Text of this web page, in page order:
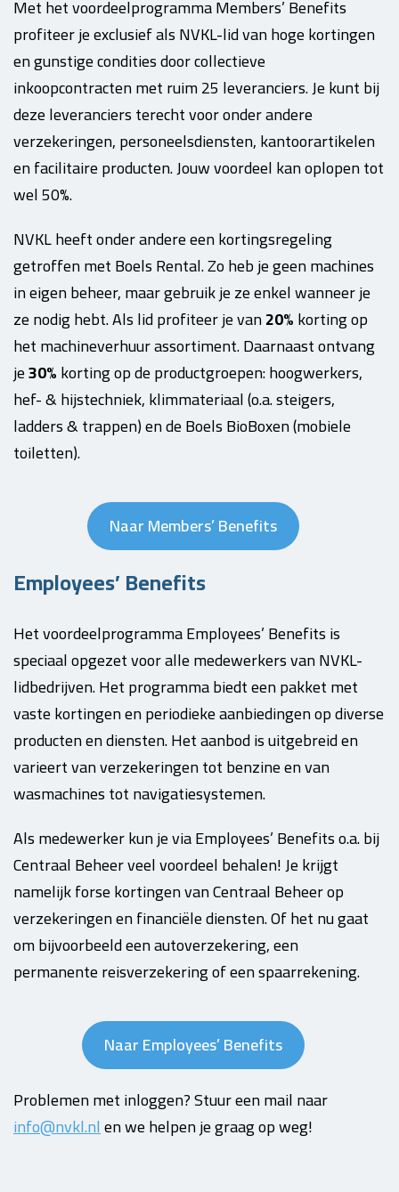
Met het voordeelprogramma Members’ Benefits
profiteer je exclusief als NVKL-lid van hoge kortingen
en gunstige condities door collectieve
inkoopcontracten met ruim 25 leveranciers. Je kunt bij
deze leveranciers terecht voor onder andere
verzekeringen, personeelsdiensten, kantoorartikelen
en facilitaire producten. Jouw voordeel kan oplopen tot
wel 50%.
NVKL heeft onder andere een kortingsregeling
getroffen met Boels Rental. Zo heb je geen machines
in eigen beheer, maar gebruik je ze enkel wanneer je
ze nodig hebt. Als lid profiteer je van20%korting op
het machineverhuur assortiment. Daarnaast ontvang
je30%korting op de productgroepen: hoogwerkers,
hef- & hijstechniek, klimmateriaal (o.a. steigers,
ladders & trappen) en de Boels BioBoxen (mobiele
toiletten).
Naar Members’ Benefits
Employees’ Benefits
Het voordeelprogramma Employees’ Benefits is
speciaal opgezet voor alle medewerkers van NVKL-
lidbedrijven. Het programma biedt een pakket met
vaste kortingen en periodieke aanbiedingen op diverse
producten en diensten. Het aanbod is uitgebreid en
varieert van verzekeringen tot benzine en van
wasmachines tot navigatiesystemen.
Als medewerker kun je via Employees’ Benefits o.a. bij
Centraal Beheer veel voordeel behalen! Je krijgt
namelijk forse kortingen van Centraal Beheer op
verzekeringen en financiële diensten. Of het nu gaat
om bijvoorbeeld een autoverzekering, een
permanente reisverzekering of een spaarrekening.
Naar Employees’ Benefits
Problemen met inloggen? Stuur een mail naar
info@nvkl.nlen we helpen je graag op weg!